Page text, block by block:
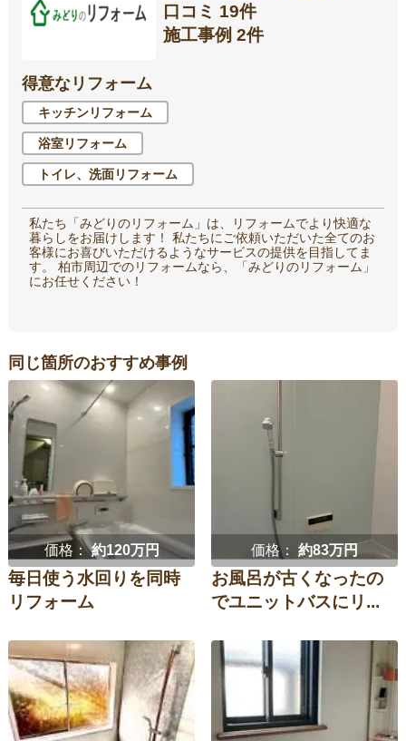
口コミ 19件
施工事例 2件
得意なリフォーム
キッチンリフォーム
浴室リフォーム
トイレ、洗面リフォーム
私たち「みどりのリフォーム」は、リフォームでより快適な
暮らしをお届けします！ 私たちにご依頼いただいた全てのお
客様にお喜びいただけるようなサービスの提供を目指してま
す。 柏市周辺でのリフォームなら、「みどりのリフォーム」
にお任せください！
同じ箇所のおすすめ事例
価格：約120万円
毎日使う水回りを同時
リフォーム
価格： 約83万円
お風呂が古くなったの
でユニットバスにリ...